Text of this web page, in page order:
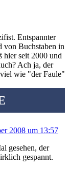
Entspannter
von Buchstaben in
hier seit 2000 und
Ach ja, der
wie "der Faule"
2008 um 13:57
gesehen, der
gespannt.